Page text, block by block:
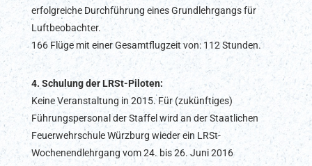
erfolgreiche Durchführung eines Grundlehrgangs für
Luftbeobachter.
166 Flüge mit einer Gesamtflugzeit von: 112 Stunden.
4. Schulung der LRSt-Piloten:
Keine Veranstaltung in 2015. Für (zukünftiges)
Führungspersonal der Staffel wird an der Staatlichen
Feuerwehrschule Würzburg wieder ein LRSt-
Wochenendlehrgang vom 24. bis 26. Juni 2016